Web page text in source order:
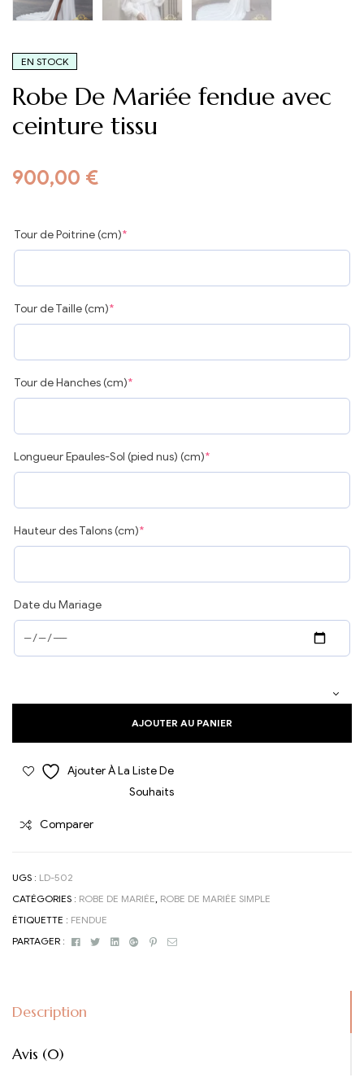
EN STOCK
Robe De Mariée fendue avec
ceinture tissu
900,00 €
Tour de Poitrine (cm)*
Tour de Taille (cm)*
Tour de Hanches (cm)*
Longueur Epaules-Sol (pied nus) (cm)*
Hauteur des Talons (cm)*
Date du Mariage
AJOUTER AU PANIER
Ajouter À La Liste De
Souhaits
Comparer
UGS : LD-502
CATÉGORIES : ROBE DE MARIÉE, ROBE DE MARIÉE SIMPLE
ÉTIQUETTE : FENDUE
PARTAGER :
FacebookTwitterLinkedinGoogle+Pinterest
Email
Description
Avis (0)